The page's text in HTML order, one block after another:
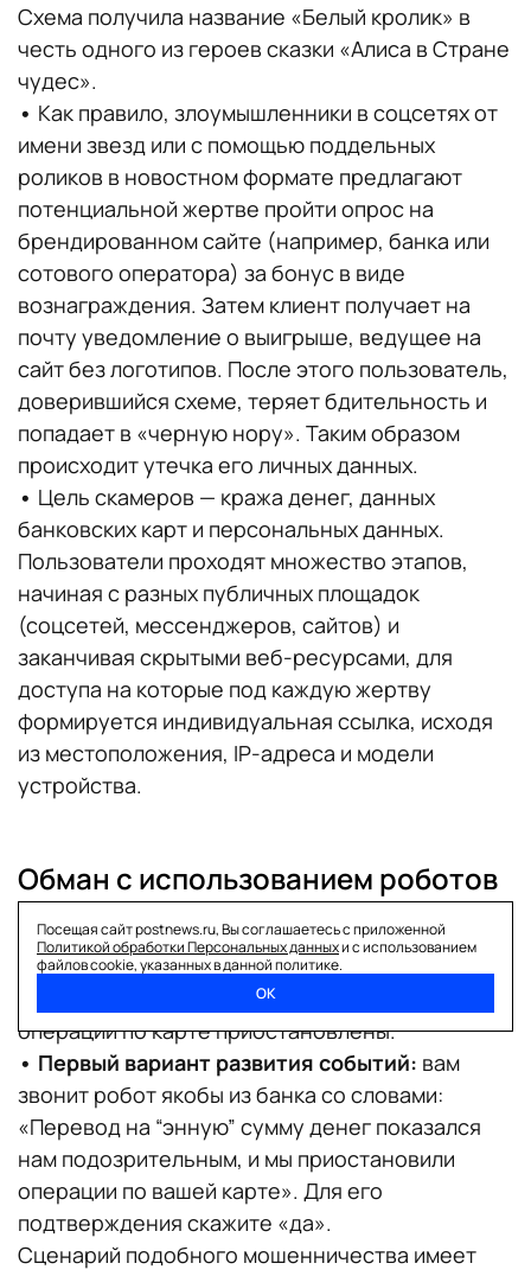
Схема получила название «Белый кролик» в
честь одного из героев сказки «Алиса в Стране
чудес».
• Как правило, злоумышленники в соцсетях от
имени звезд или с помощью поддельных
роликов в новостном формате предлагают
потенциальной жертве пройти опрос на
брендированном сайте (например, банка или
сотового оператора) за бонус в виде
вознаграждения. Затем клиент получает на
почту уведомление о выигрыше, ведущее на
сайт без логотипов. После этого пользователь,
доверившийся схеме, теряет бдительность и
попадает в «черную нору». Таким образом
происходит утечка его личных данных.
• Цель скамеров — кража денег, данных
банковских карт и персональных данных.
Пользователи проходят множество этапов,
начиная с разных публичных площадок
(соцсетей, мессенджеров, сайтов) и
заканчивая скрытыми веб-ресурсами, для
доступа на которые под каждую жертву
формируется индивидуальная ссылка, исходя
из местоположения, IP-адреса и модели
устройства.
Обман с использованием роботов
Мошенникиобзваниваютклиентов банков с
помощью роботов и просят подтвердить
перевод, убеждая, что в настоящее время
операции по карте приостановлены.
• Первый вариант развития событий: вам
звонит робот якобы из банка со словами:
«Перевод на “энную” сумму денег показался
нам подозрительным, и мы приостановили
операции по вашей карте». Для его
подтверждения скажите «да».
Сценарий подобного мошенничества имеет
Посещая сайт postnews.ru, Вы соглашаетесь с приложенной
Политикой обработки Персональных данныхи с использованием
файлов cookie, указанных в данной политике.
ОК